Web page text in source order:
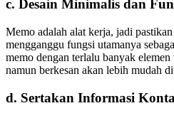
c. Desain Minimalis dan
Memo adalah alat kerja, jadi
mengganggu fungsi utamanya
memo dengan terlalu banyak
namun berkesan akan lebih mudah
d. Sertakan Informasi